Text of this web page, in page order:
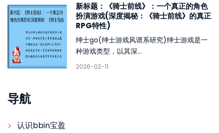
新标题：《骑士前线》：一个真正的角色
扮演游戏(深度揭秘：《骑士前线》的真正
RPG特性)
绅士go(绅士游戏风谱系研究)绅士游戏是一
种游戏类型，以其深...
2026-02-11
导航
认识bbin宝盈